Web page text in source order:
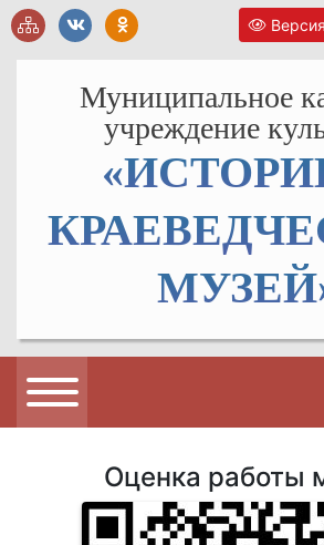
Муниципальное
учреждение
Оценка работы